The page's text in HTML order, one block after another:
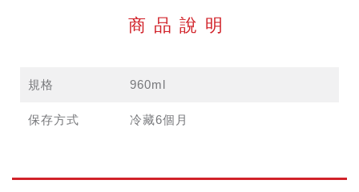
商品說明
規格 960ml
保存方式 冷藏6個月